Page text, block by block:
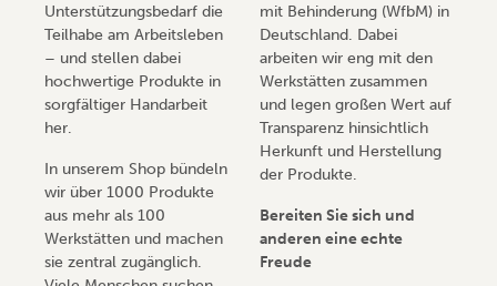
Unterstützungsbedarf die
Teilhabe am Arbeitsleben
– und stellen dabei
hochwertige Produkte in
sorgfältiger Handarbeit
her.
In unserem Shop bündeln
wir über 1000 Produkte
aus mehr als 100
Werkstätten und machen
sie zentral zugänglich.
mit Behinderung (WfbM) in
Deutschland. Dabei
arbeiten wir eng mit den
Werkstätten zusammen
und legen großen Wert auf
Transparenz hinsichtlich
Herkunft und Herstellung
der Produkte.
Bereiten Sie sich und
anderen eine echte
Freude